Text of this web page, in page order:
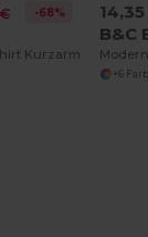
-68%
Kurzarm
B&C
+6